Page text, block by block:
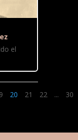
el
20 21 22 ... 30